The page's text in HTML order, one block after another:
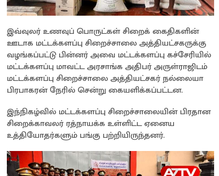
இவ்வுலர் உணவுப் பொருட்கள் சிறைக் கைதிகளின்
ஊடாக மட்டக்களப்பு சிறைச்சாலை அத்தியட்சகருக்கு
வழங்கப்பட்டு பின்னர் அவை மட்டக்களப்பு கச்சேரியில்
மட்டக்களப்பு மாவட்ட அரசாங்க அதிபர் அருள்ராஜிடம்
மட்டக்களப்பு சிறைச்சாலை அத்தியட்சகர் நல்லையா
பிரபாகரன் நேரில் சென்று கையளிக்கப்பட்டன.
இந்நிகழ்வில் மட்டக்களப்பு சிறைச்சாலையின் பிரதான
சிறைக்காவலர் ரத்நாயக்க உள்ளிட்ட ஏனைய
உத்தியோதர்களும் பங்கு பற்றியிருந்தனர்.